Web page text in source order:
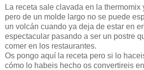
La receta sale clavada en la thermomix
pero de un molde largo no se puede
un volcán cuando ya deja de estar en
espectacular pasando a ser un postre
comer en los restaurantes.
Os pongo aquí la receta pero si lo
cómo lo habeis hecho os convertireis